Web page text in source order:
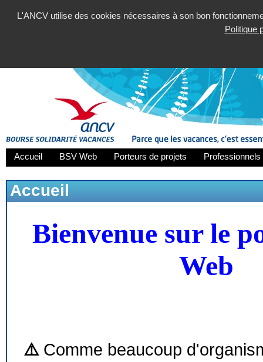
L'ANCV utilise des cookies nécessaires à son bon
Politique
Accueil BSV Web Porteurs de projets
Accueil
Bienvenue sur le
Web
⚠️ Comme beaucoup